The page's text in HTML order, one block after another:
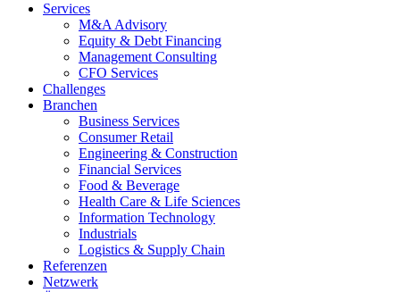
Services
M&A Advisory
Equity & Debt Financing
Management Consulting
CFO Services
Challenges
Branchen
Business Services
Consumer Retail
Engineering & Construction
Financial Services
Food & Beverage
Health Care & Life Sciences
Information Technology
Industrials
Logistics & Supply Chain
Referenzen
Netzwerk